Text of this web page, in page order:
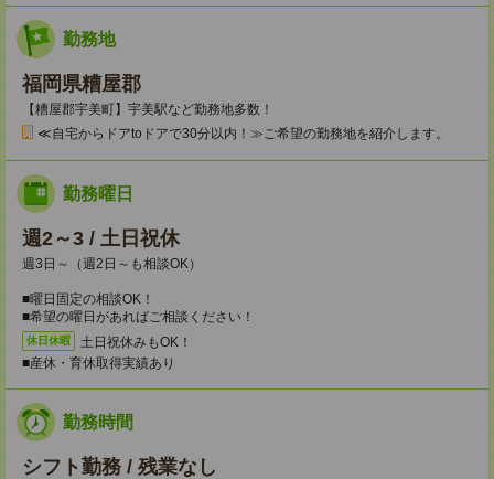
勤務地
福岡県糟屋郡
【糟屋郡宇美町】宇美駅など勤務地多数！
≪自宅からドアtoドアで30分以内！≫ご希望の勤務地を紹介します。
勤務曜日
週2～3 / 土日祝休
週3日～（週2日～も相談OK）
■曜日固定の相談OK！
■希望の曜日があればご相談ください！
休日休暇
土日祝休みもOK！
■産休・育休取得実績あり
勤務時間
シフト勤務 / 残業なし